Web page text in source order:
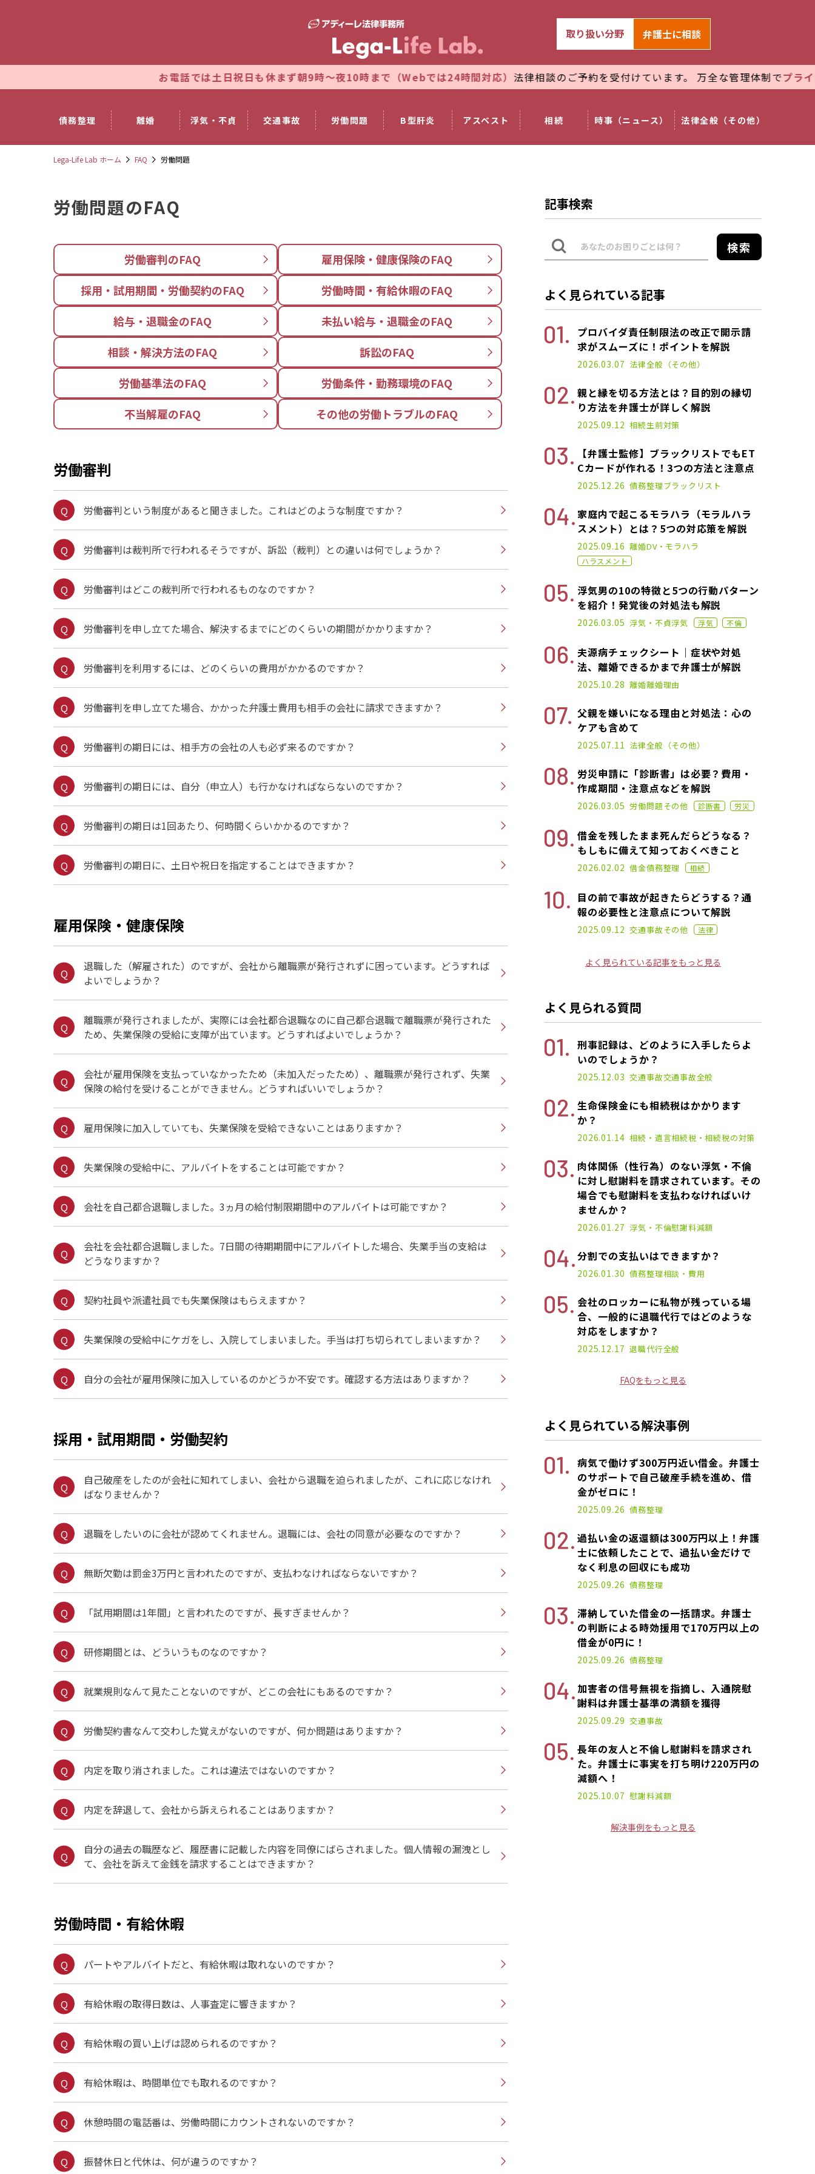
お電話では土日祝日も休まず朝9時～夜10時まで（Webでは24時間対応）法律相談のご予約を受付けています。 万全な管理体制でプライバシーを厳
債務整理 離婚 浮気・不貞 交通事故 労働問題 B型肝炎 アスベスト 相続 時事（ニュース） 法律全般（その他）
取り扱い分野 弁護士に相談
Lega-Life Lab ホーム FAQ 労働問題
労働問題のFAQ
労働審判のFAQ
雇用保険・健康保険のFAQ
採用・試用期間・労働契約のFAQ
労働時間・有給休暇のFAQ
給与・退職金のFAQ
未払い給与・退職金のFAQ
相談・解決方法のFAQ
訴訟のFAQ
労働基準法のFAQ
労働条件・勤務環境のFAQ
不当解雇のFAQ
その他の労働トラブルのFAQ
労働審判
労働審判という制度があると聞きました。これはどのような制度ですか？
労働審判は裁判所で行われるそうですが、訴訟（裁判）との違いは何でしょうか？
労働審判はどこの裁判所で行われるものなのですか？
労働審判を申し立てた場合、解決するまでにどのくらいの期間がかかりますか？
労働審判を利用するには、どのくらいの費用がかかるのですか？
労働審判を申し立てた場合、かかった弁護士費用も相手の会社に請求できますか？
労働審判の期日には、相手方の会社の人も必ず来るのですか？
労働審判の期日には、自分（申立人）も行かなければならないのですか？
労働審判の期日は1回あたり、何時間くらいかかるのですか？
労働審判の期日に、土日や祝日を指定することはできますか？
雇用保険・健康保険
退職した（解雇された）のですが、会社から離職票が発行されずに困っています。どうすれば
よいでしょうか？
離職票が発行されましたが、実際には会社都合退職なのに自己都合退職で離職票が発行された
ため、失業保険の受給に支障が出ています。どうすればよいでしょうか？
会社が雇用保険を支払っていなかったため（未加入だったため）、離職票が発行されず、失業
保険の給付を受けることができません。どうすればいいでしょうか？
雇用保険に加入していても、失業保険を受給できないことはありますか？
失業保険の受給中に、アルバイトをすることは可能ですか？
会社を自己都合退職しました。3ヵ月の給付制限期間中のアルバイトは可能ですか？
会社を会社都合退職しました。7日間の待期期間中にアルバイトした場合、失業手当の支給は
どうなりますか？
契約社員や派遣社員でも失業保険はもらえますか？
失業保険の受給中にケガをし、入院してしまいました。手当は打ち切られてしまいますか？
自分の会社が雇用保険に加入しているのかどうか不安です。確認する方法はありますか？
採用・試用期間・労働契約
自己破産をしたのが会社に知れてしまい、会社から退職を迫られましたが、これに応じなけれ
ばなりませんか？
退職をしたいのに会社が認めてくれません。退職には、会社の同意が必要なのですか？
無断欠勤は罰金3万円と言われたのですが、支払わなければならないですか？
「試用期間は1年間」と言われたのですが、長すぎませんか？
研修期間とは、どういうものなのですか？
就業規則なんて見たことないのですが、どこの会社にもあるのですか？
労働契約書なんて交わした覚えがないのですが、何か問題はありますか？
内定を取り消されました。これは違法ではないのですか？
内定を辞退して、会社から訴えられることはありますか？
自分の過去の職歴など、履歴書に記載した内容を同僚にばらされました。個人情報の漏洩とし
て、会社を訴えて金銭を請求することはできますか？
労働時間・有給休暇
パートやアルバイトだと、有給休暇は取れないのですか？
有給休暇の取得日数は、人事査定に響きますか？
有給休暇の買い上げは認められるのですか？
有給休暇は、時間単位でも取れるのですか？
休憩時間の電話番は、労働時間にカウントされないのですか？
振替休日と代休は、何が違うのですか？
記事検索
検索
よく見られている記事
プロバイダ責任制限法の改正で開示請
求がスムーズに！ポイントを解説
2022.11.14
2026.03.07 法律全般（その他）
親と縁を切る方法とは？目的別の縁切
り方法を弁護士が詳しく解説
2025.03.10
2025.09.12 相続生前対策
【弁護士監修】ブラックリストでもET
Cカードが作れる！3つの方法と注意点
2021.01.14
2025.12.26 債務整理ブラックリスト
家庭内で起こるモラハラ（モラルハラ
スメント）とは？5つの対応策を解説
2020.11.02
2025.09.16 離婚DV・モラハラ
ハラスメント
浮気男の10の特徴と5つの行動パターン
を紹介！発覚後の対処法も解説
2022.12.07
2026.03.05 浮気・不貞浮気 浮気 不倫
夫源病チェックシート｜症状や対処
法、離婚できるかまで弁護士が解説
2025.01.17
2025.10.28 離婚離婚理由
父親を嫌いになる理由と対処法：心の
ケアも含めて
2025.02.19
2025.07.11 法律全般（その他）
労災申請に「診断書」は必要？費用・
作成期間・注意点などを解説
2024.11.22
2026.03.05 労働問題その他 診断書 労災
借金を残したまま死んだらどうなる？
もしもに備えて知っておくべきこと
2021.02.26
2026.02.02 借金債務整理 相続
目の前で事故が起きたらどうする？通
報の必要性と注意点について解説
2021.02.26
2025.09.12 交通事故その他 法律
よく見られている記事をもっと見る
よく見られる質問
刑事記録は、どのように入手したらよ
いのでしょうか？
2025.12.03 交通事故交通事故全般
生命保険金にも相続税はかかります
か？
2026.01.14 相続・遺言相続税・相続税の対策
肉体関係（性行為）のない浮気・不倫
に対し慰謝料を請求されています。その
場合でも慰謝料を支払わなければいけ
ませんか？
2026.01.27 浮気・不倫慰謝料減額
分割での支払いはできますか？
2026.01.30 債務整理相談・費用
会社のロッカーに私物が残っている場
合、一般的に退職代行ではどのような
対応をしますか？
2025.12.17 退職代行全般
FAQをもっと見る
よく見られている解決事例
病気で働けず300万円近い借金。弁護士
のサポートで自己破産手続を進め、借
金がゼロに！
2025.09.26 債務整理
過払い金の返還額は300万円以上！弁護
士に依頼したことで、過払い金だけで
なく利息の回収にも成功
2025.09.26 債務整理
滞納していた借金の一括請求。弁護士
の判断による時効援用で170万円以上の
借金が0円に！
2025.09.26 債務整理
加害者の信号無視を指摘し、入通院慰
謝料は弁護士基準の満額を獲得
2025.09.29 交通事故
長年の友人と不倫し慰謝料を請求され
た。弁護士に事実を打ち明け220万円の
減額へ！
2025.10.07 慰謝料減額
解決事例をもっと見る